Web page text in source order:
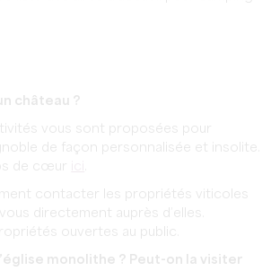
château ?
vous sont proposées pour
de façon personnalisée et insolite.
de cœur
contacter les propriétés viticoles
directement auprès d’elles.
ouvertes au public.
monolithe ? Peut-on la visiter